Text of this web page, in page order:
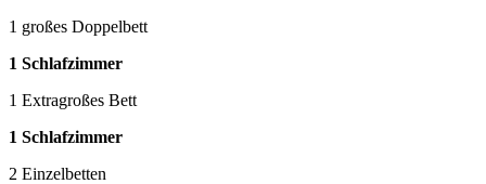
1 großes Doppelbett
1 Schlafzimmer
1 Extragroßes Bett
1 Schlafzimmer
2 Einzelbetten